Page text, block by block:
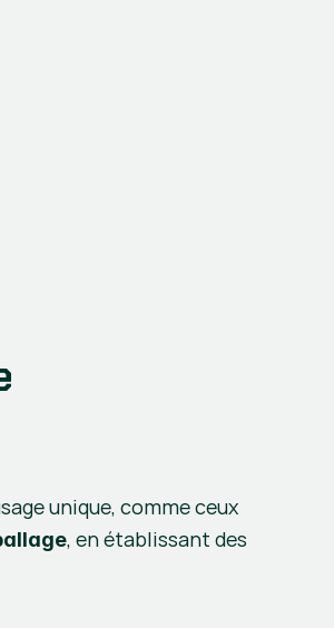
unique, comme ceux
, en établissant des